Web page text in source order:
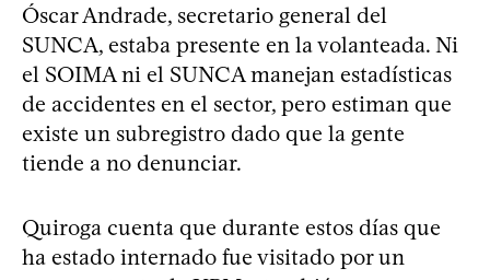
Óscar Andrade, secretario general del
SUNCA, estaba presente en la volanteada. Ni
el SOIMA ni el SUNCA manejan estadísticas
de accidentes en el sector, pero estiman que
existe un subregistro dado que la gente
tiende a no denunciar.
Quiroga cuenta que durante estos días que
ha estado internado fue visitado por un